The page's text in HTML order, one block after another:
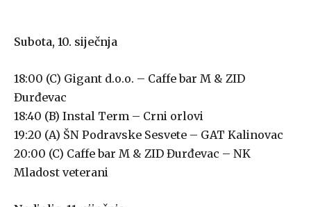
Subota, 10. siječnja
18:00 (C) Gigant d.o.o. – Caffe bar M & ZID
Đurđevac
18:40 (B) Instal Term – Crni orlovi
19:20 (A) ŠN Podravske Sesvete – GAT Kalinovac
20:00 (C) Caffe bar M & ZID Đurđevac – NK
Mladost veterani